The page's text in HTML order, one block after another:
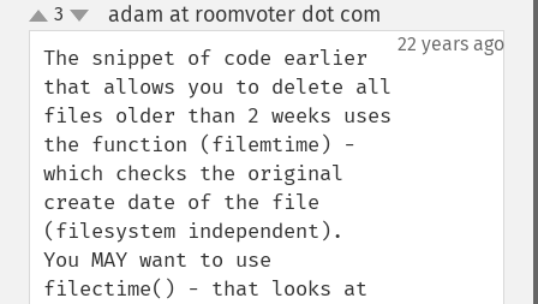
up
down
3 adam at roomvoter dot com
22 years ago
The snippet of code earlier
that allows you to delete all
files older than 2 weeks uses
the function (filemtime) -
which checks the original
create date of the file
(filesystem independent).
You MAY want to use
filectime() - that looks at